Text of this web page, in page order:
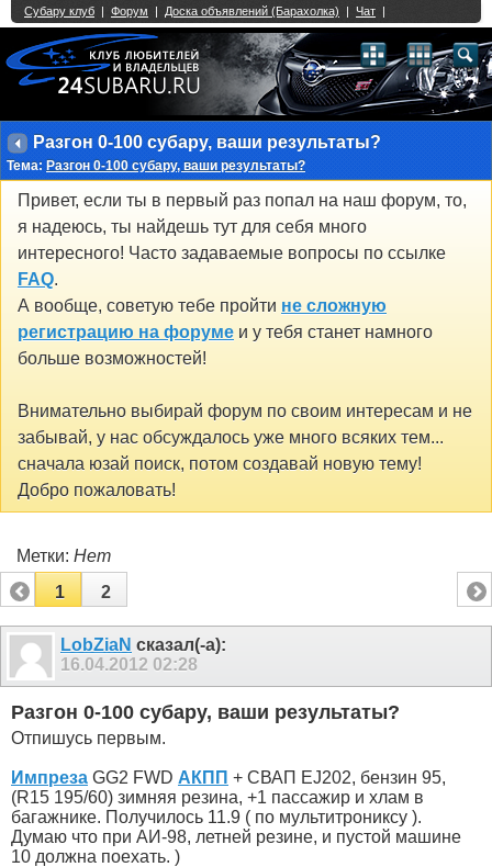
Разгон 0-100 субару, ваши результаты?
Тема: Разгон 0-100 субару, ваши результаты?
Привет, если ты в первый раз попал на наш форум, то,
я надеюсь, ты найдешь тут для себя много
интересного! Часто задаваемые вопросы по ссылке
FAQ.
А вообще, советую тебе пройти не сложную
регистрацию на форуме и у тебя станет намного
больше возможностей!
Внимательно выбирай форум по своим интересам и не
забывай, у нас обсуждалось уже много всяких тем...
сначала юзай поиск, потом создавай новую тему!
Добро пожаловать!
Метки: Нет
1
2
LobZiaN сказал(-а):
16.04.2012 02:28
Разгон 0-100 субару, ваши результаты?
Отпишусь первым.
Импреза GG2 FWD АКПП + СВАП EJ202, бензин 95,
(R15 195/60) зимняя резина, +1 пассажир и хлам в
багажнике. Получилось 11.9 ( по мультитрониксу ).
Думаю что при АИ-98, летней резине, и пустой машине
10 должна поехать. )
Single Sign On provided byvBSSO
2 3 4 5 6 7 8 9 10 11 12 13 14 15 16 17 18 21 22 23 24 25 26
27 28 29 30 31 32 33 34 35 36 37 38 39 40 41 42 43